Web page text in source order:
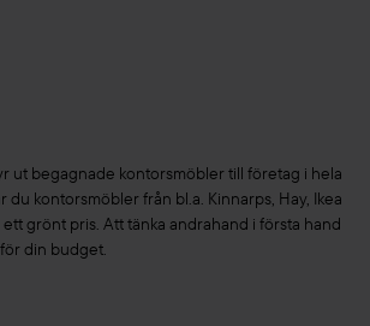
ut begagnade kontorsmöbler till företag i hela
du kontorsmöbler från bl.a. Kinnarps, Hay, Ikea
grönt pris. Att tänka andrahand i första hand
din budget.